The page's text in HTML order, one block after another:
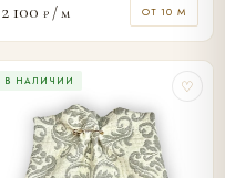
2 100 ₽ / м ОТ 10 М
В НАЛИЧИИ ♡